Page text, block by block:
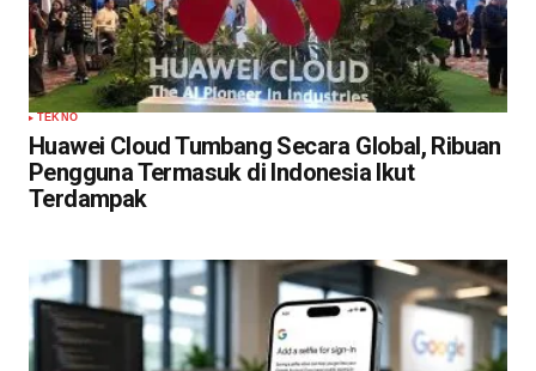
TEKNO
Huawei Cloud Tumbang Secara Global, Ribuan
Pengguna Termasuk di Indonesia Ikut
Terdampak